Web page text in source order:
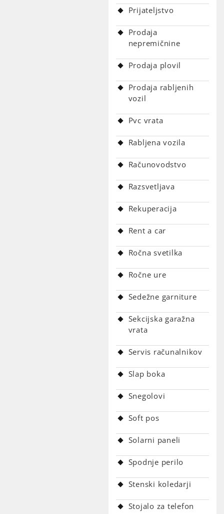
Prijateljstvo
Prodaja
nepremičnine
Prodaja plovil
Prodaja rabljenih
vozil
Pvc vrata
Rabljena vozila
Računovodstvo
Razsvetljava
Rekuperacija
Rent a car
Ročna svetilka
Ročne ure
Sedežne garniture
Sekcijska garažna
vrata
Servis računalnikov
Slap boka
Snegolovi
Soft pos
Solarni paneli
Spodnje perilo
Stenski koledarji
Stojalo za telefon